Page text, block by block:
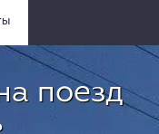
поезд